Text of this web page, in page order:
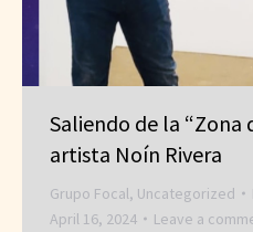
Saliendo de la
artista Noín Rivera
Grupo Focal, Uncategorized
April 16, 2024
Leave a